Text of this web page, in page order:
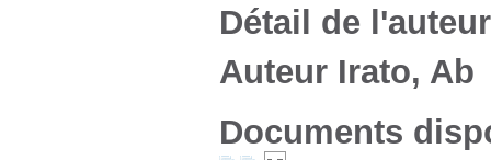
Détail de l'auteur
Auteur Irato, Ab
Documents